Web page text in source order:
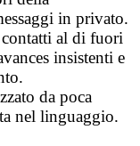
in privato.
al di fuori
insistenti e
da poca
nel linguaggio.